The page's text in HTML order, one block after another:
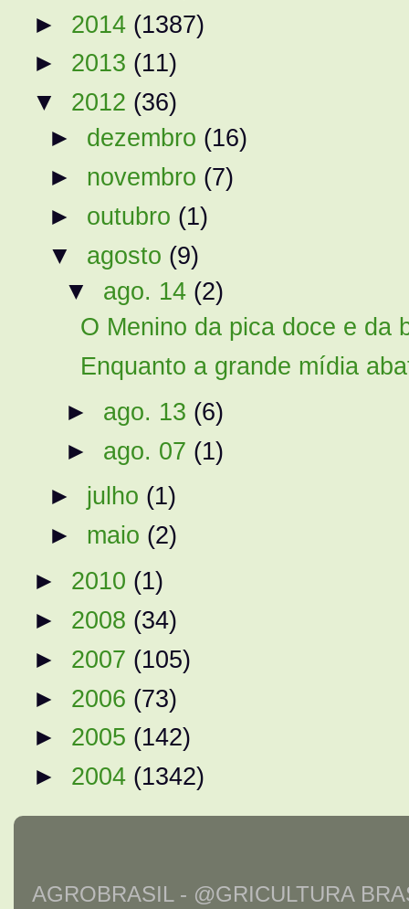
► 2014 (1387)
► 2013 (11)
▼ 2012 (36)
► dezembro (16)
► novembro (7)
► outubro (1)
▼ agosto (9)
▼ ago. 14 (2)
O Menino da pica doce e da
Enquanto a grande mídia
► ago. 13 (6)
► ago. 07 (1)
► julho (1)
► maio (2)
► 2010 (1)
► 2008 (34)
► 2007 (105)
► 2006 (73)
► 2005 (142)
► 2004 (1342)
AGROBRASIL - @GRICULTURA